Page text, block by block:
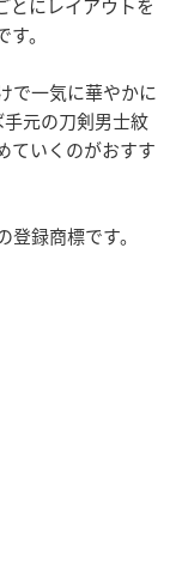
とにレイアウトを
。
で一気に華やかに
元の刀剣男士紋
ていくのがおすす
登録商標です。